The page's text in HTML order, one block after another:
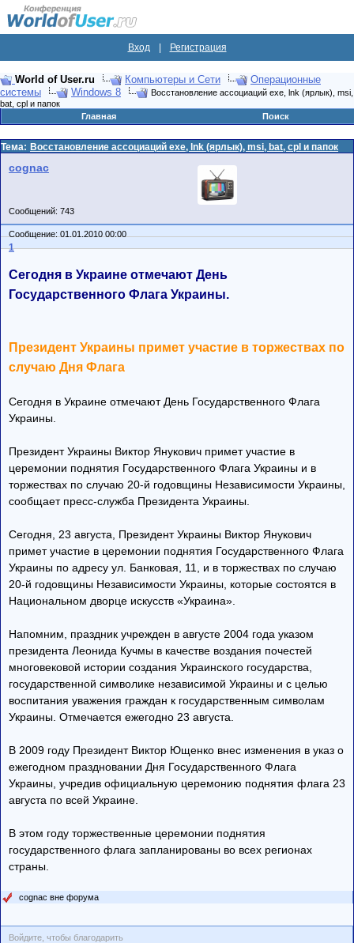
Вход Регистрация
World of User.ru Компьютеры и Сети
Операционные
системы
Windows 8
Восстановление ассоциаций exe, lnk (ярлык), msi,
bat, cpl и папок
Главная
Поиск
Тема: Восстановление ассоциаций exe, lnk (ярлык), msi, bat, cpl и папок
cognac
Сообщений: 743
Сообщение: 01.01.2010 00:00
1
Сегодня в Украине отмечают День
Государственного Флага Украины.
Президент Украины примет участие в торжествах по
случаю Дня Флага
Сегодня в Украине отмечают День Государственного Флага
Украины.
Президент Украины Виктор Янукович примет участие в
церемонии поднятия Государственного Флага Украины и в
торжествах по случаю 20-й годовщины Независимости Украины,
сообщает пресс-служба Президента Украины.
Сегодня, 23 августа, Президент Украины Виктор Янукович
примет участие в церемонии поднятия Государственного Флага
Украины по адресу ул. Банковая, 11, и в торжествах по случаю
20-й годовщины Независимости Украины, которые состоятся в
Национальном дворце искусств «Украина».
Напомним, праздник учрежден в августе 2004 года указом
президента Леонида Кучмы в качестве воздания почестей
многовековой истории создания Украинского государства,
государственной символике независимой Украины и с целью
воспитания уважения граждан к государственным символам
Украины. Отмечается ежегодно 23 августа.
В 2009 году Президент Виктор Ющенко внес изменения в указ о
ежегодном праздновании Дня Государственного Флага
Украины, учредив официальную церемонию поднятия флага 23
августа по всей Украине.
В этом году торжественные церемонии поднятия
государственного флага запланированы во всех регионах
страны.
cognac вне форума
Войдите, чтобы благодарить